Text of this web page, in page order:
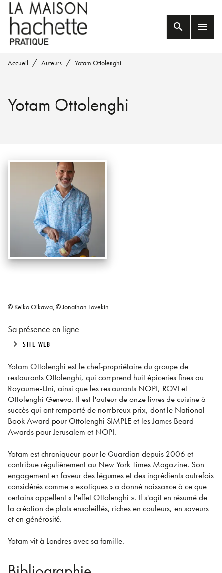
MENU RECHERCHE
PIED DE PAGE
search menu
Accueil / Auteurs / Yotam Ottolenghi
Yotam Ottolenghi
Yotam Ottolenghi est le chef-propriétaire du groupe de
restaurants Ottolenghi, qui comprend huit épiceries fines au
Royaume-Uni, ainsi que les restaurants NOPI, ROVI et
Ottolenghi Geneva. Il est l'auteur de onze livres de cuisine à
succès qui ont remporté de nombreux prix, dont le National
Book Award pour Ottolenghi SIMPLE et les James Beard
Awards pour Jerusalem et NOPI.
Yotam est chroniqueur pour le Guardian depuis 2006 et
contribue régulièrement au New York Times Magazine. Son
engagement en faveur des légumes et des ingrédients autrefois
considérés comme « exotiques » a donné naissance à ce que
certains appellent « l'effet Ottolenghi ». Il s'agit en résumé de
la création de plats ensoleillés, riches en couleurs, en saveurs
et en générosité.
Yotam vit à Londres avec sa famille.
© Keiko Oikawa, © Jonathan Lovekin
Sa présence en ligne
arrow_forward SITE WEB